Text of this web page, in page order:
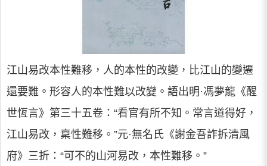
江山易改本性難移，人的本性的改變，比江山的變遷
還要難。形容人的本性難以改變。語出明·馮夢龍《醒
世恆言》第三十五卷：“看官有所不知。常言道得好，
江山易改，稟性難移。”元·無名氏《謝金吾詐拆清風
府》三折：“可不的山河易改，本性難移。”